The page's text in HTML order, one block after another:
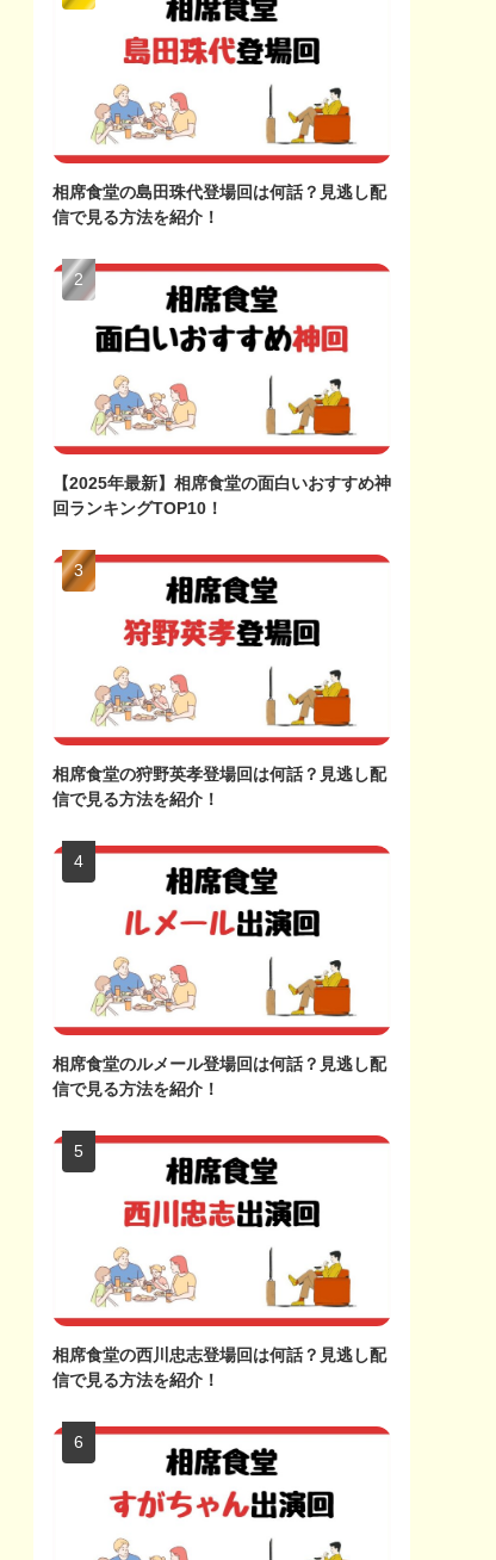
相席食堂の島田珠代登場回は何話？見逃し配
信で見る方法を紹介！
【2025年最新】相席食堂の面白いおすすめ神
回ランキングTOP10！
相席食堂の狩野英孝登場回は何話？見逃し配
信で見る方法を紹介！
相席食堂のルメール登場回は何話？見逃し配
信で見る方法を紹介！
相席食堂の西川忠志登場回は何話？見逃し配
信で見る方法を紹介！